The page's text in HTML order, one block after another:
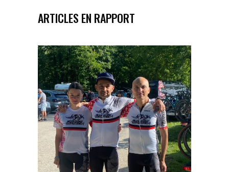
ARTICLES EN RAPPORT